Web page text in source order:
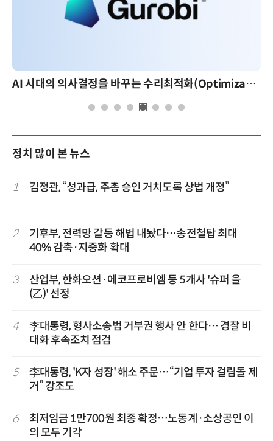
AI 시대의 의사결정을 바꾸는 수리최적화(Optimization): 실제 산업 적용 사례와 활용 전략 AI 핀옵스 실전
정치 많이 본 뉴스
1 김정관, “성과급, 주총 승인 거치도록 상법 개정”
2
기후부, 전력망 갈등 해법 내놨다…송전철탑 최대
40% 감축·지중화 확대
3
산업부, 한화오션·에코프로비엠 등 5개사 '슈퍼 을
(乙)' 선정
4
李대통령, 형사소송법 거부권 행사 안 한다… 경찰 비
대화 후속조치 점검
5
李대통령, 'K자 성장' 해소 주문…“기업 투자 걸림돌 제
거” 강조도
6
최저임금 1만700원 최종 확정…노동계·소상공인 이
의 모두 기각